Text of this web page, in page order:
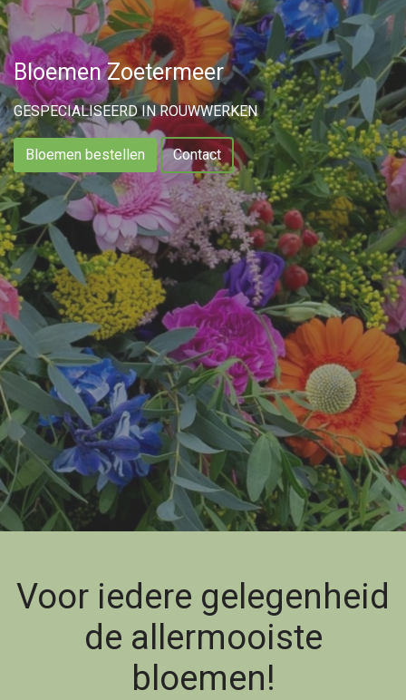
Bloemen Zoetermeer
GESPECIALISEERD IN ROUWWERKEN
Bloemen bestellen Contact
Voor iedere gelegenheid
de allermooiste
bloemen!